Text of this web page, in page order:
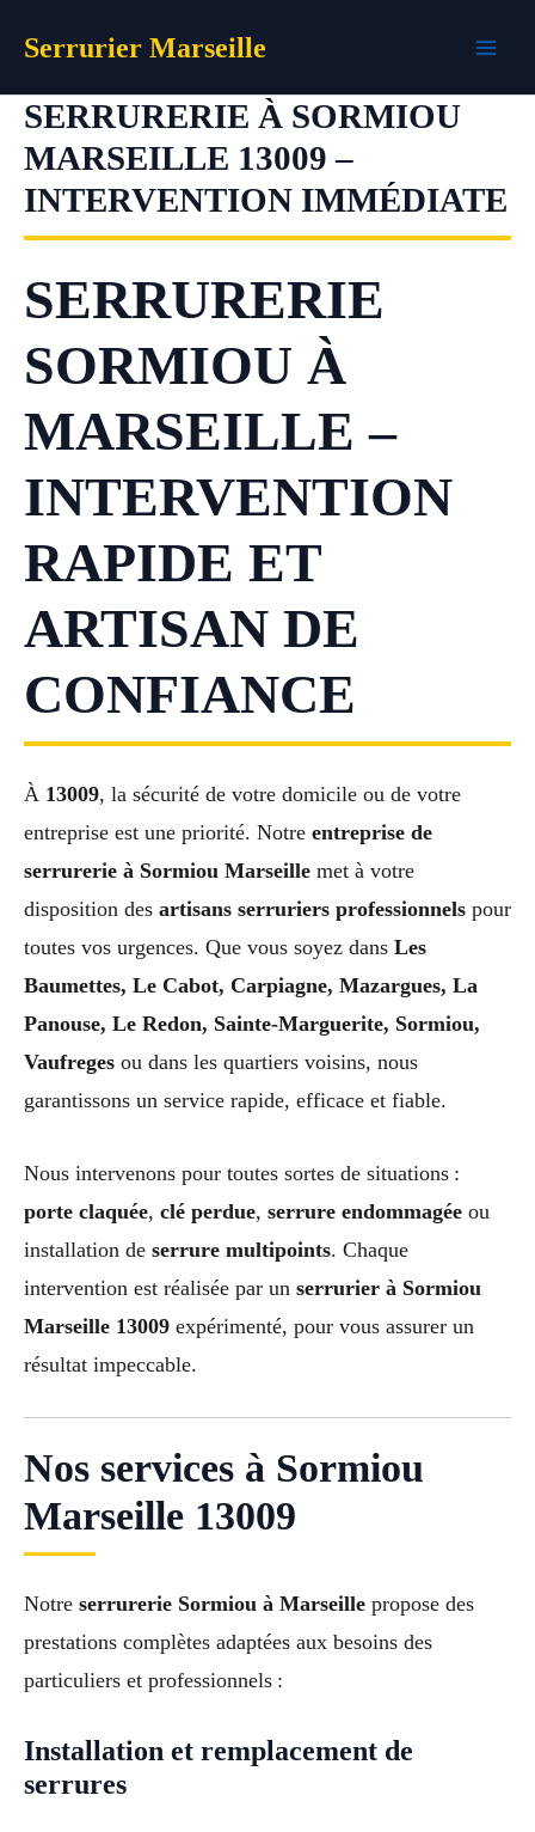
Serrurier Marseille
SERRURERIE À SORMIOU
MARSEILLE 13009 –
INTERVENTION IMMÉDIATE
SERRURERIE
SORMIOU À
MARSEILLE –
INTERVENTION
RAPIDE ET
ARTISAN DE
CONFIANCE
À 13009, la sécurité de votre domicile ou de votre
entreprise est une priorité. Notre entreprise de
serrurerie à Sormiou Marseille met à votre
disposition des artisans serruriers professionnels pour
toutes vos urgences. Que vous soyez dans Les
Baumettes, Le Cabot, Carpiagne, Mazargues, La
Panouse, Le Redon, Sainte-Marguerite, Sormiou,
Vaufreges ou dans les quartiers voisins, nous
garantissons un service rapide, efficace et fiable.
Nous intervenons pour toutes sortes de situations :
porte claquée, clé perdue, serrure endommagée ou
installation de serrure multipoints. Chaque
intervention est réalisée par un serrurier à Sormiou
Marseille 13009 expérimenté, pour vous assurer un
résultat impeccable.
Nos services à Sormiou
Marseille 13009
Notre serrurerie Sormiou à Marseille propose des
prestations complètes adaptées aux besoins des
particuliers et professionnels :
Installation et remplacement de
serrures